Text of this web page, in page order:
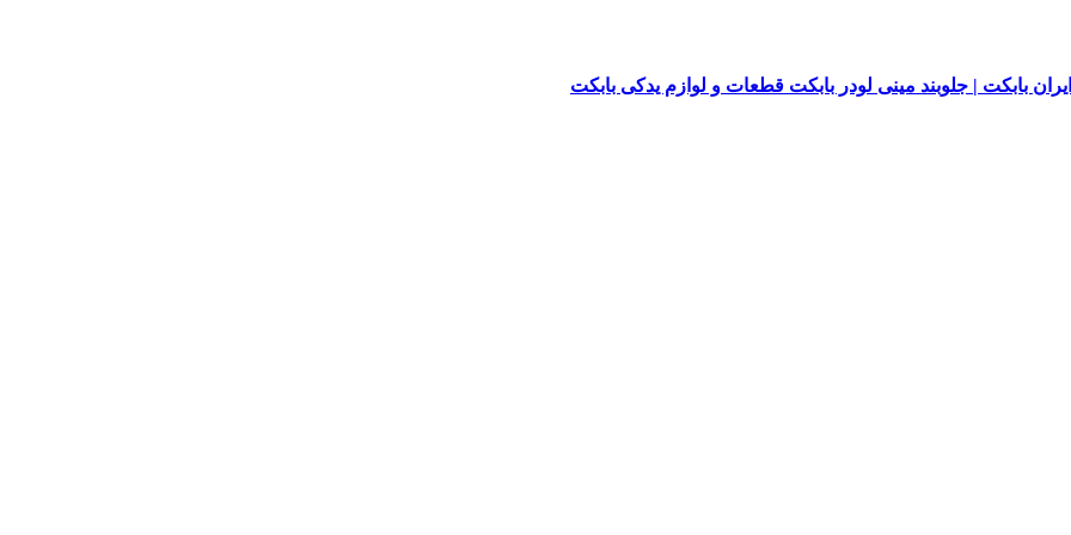
ایران بابکت | جلوبند مینی لودر بابکت قطعات و لوازم یدکی بابکت